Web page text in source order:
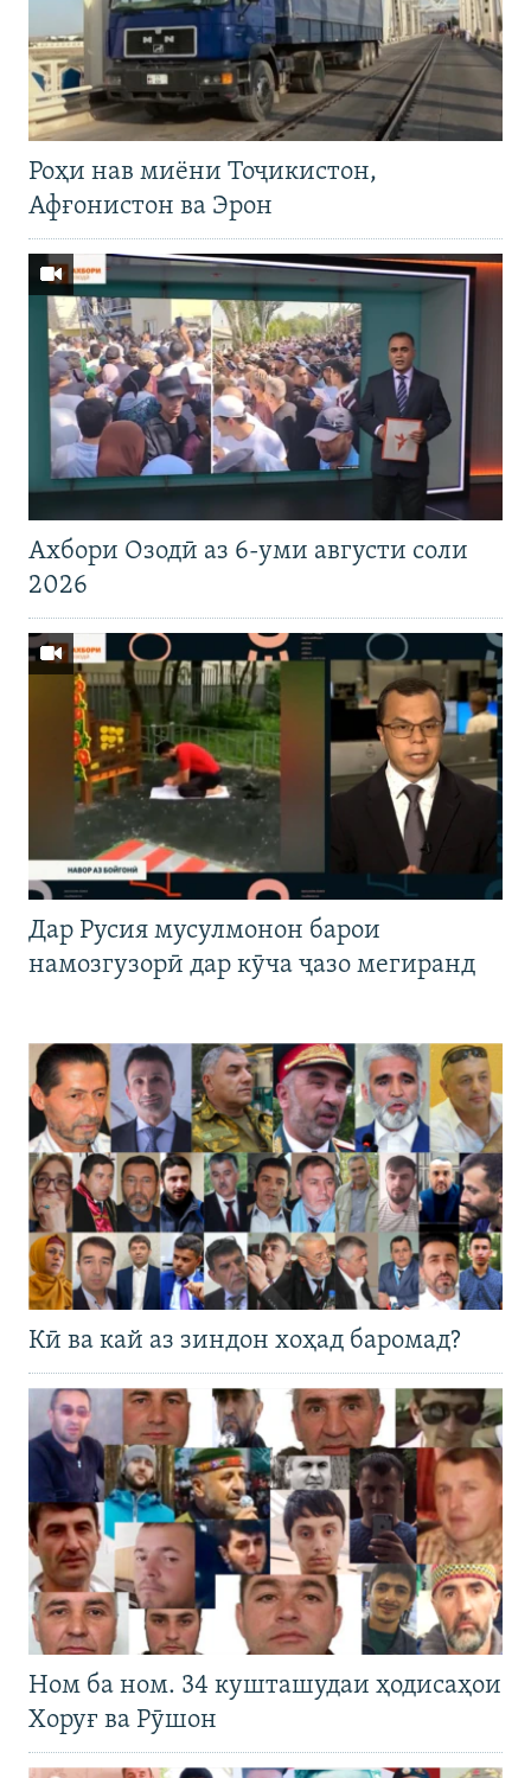
Роҳи нав миёни Тоҷикистон,
Афғонистон ва Эрон
Ахбори Озодӣ аз 6-уми августи соли
2026
Дар Русия мусулмонон барои
намозгузорӣ дар кӯча ҷазо мегиранд
Кӣ ва кай аз зиндон хоҳад баромад?
Ном ба ном. 34 кушташудаи ҳодисаҳои
Хоруғ ва Рӯшон